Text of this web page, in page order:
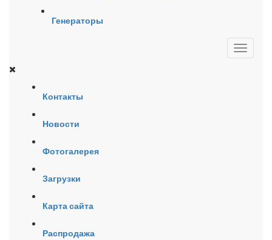
Генераторы
Контакты
Новости
Фотогалерея
Загрузки
Карта сайта
Распродажа